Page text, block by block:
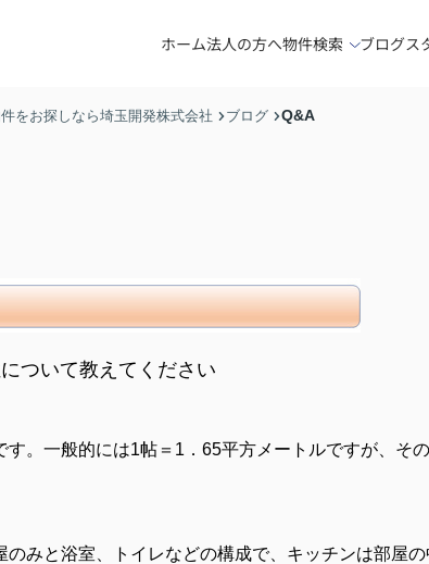
ホーム法人の方へ物件検索 ブログス
をお探しなら埼玉開発株式会社 ブログ Q&A
ついて教えてください
す。一般的には1帖＝1．65平方メートルですが、そ
のみと浴室、トイレなどの構成で、キッチンは部屋